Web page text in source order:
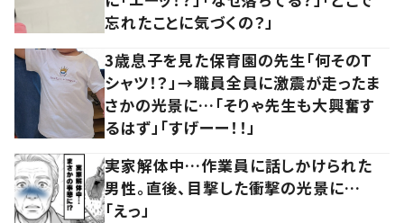
忘れたことに気づくの？」
3歳息子を見た保育園の先生「何そのT
シャツ！？」→職員全員に激震が走ったま
さかの光景に…「そりゃ先生も大興奮す
るはず」「すげーー！！」
実家解体中…作業員に話しかけられた
男性。直後、目撃した衝撃の光景に…
「えっ」